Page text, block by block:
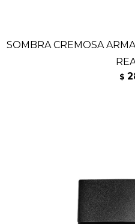
SOMBRA CREMOSA
$